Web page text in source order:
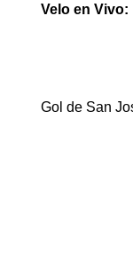
Velo en Vivo:
Gol de San